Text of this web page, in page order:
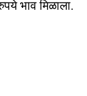
भाव मिळाला.